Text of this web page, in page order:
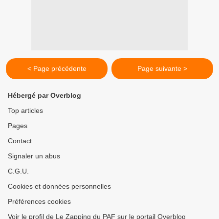
< Page précédente Page suivante >
Hébergé par Overblog
Top articles
Pages
Contact
Signaler un abus
C.G.U.
Cookies et données personnelles
Préférences cookies
Voir le profil de Le Zapping du PAF sur le portail Overblog